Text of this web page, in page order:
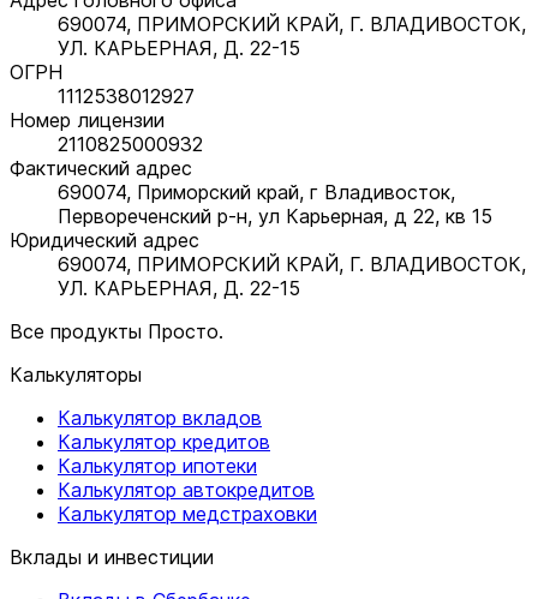
690074, ПРИМОРСКИЙ КРАЙ, Г. ВЛАДИВОСТОК,
УЛ. КАРЬЕРНАЯ, Д. 22-15
ОГРН
1112538012927
Номер лицензии
2110825000932
Фактический адрес
690074, Приморский край, г Владивосток,
Первореченский р-н, ул Карьерная, д 22, кв 15
Юридический адрес
690074, ПРИМОРСКИЙ КРАЙ, Г. ВЛАДИВОСТОК,
УЛ. КАРЬЕРНАЯ, Д. 22-15
Все продукты Просто.
Калькуляторы
Калькулятор вкладов
Калькулятор кредитов
Калькулятор ипотеки
Калькулятор автокредитов
Калькулятор медстраховки
Вклады и инвестиции